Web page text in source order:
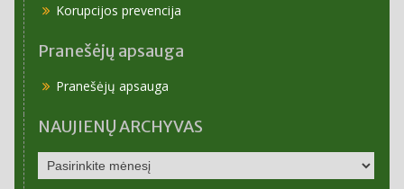
Korupcijos prevencija
Pranešėjų apsauga
Pranešėjų apsauga
NAUJIENŲ ARCHYVAS
NAUJIENŲ
ARCHYVAS